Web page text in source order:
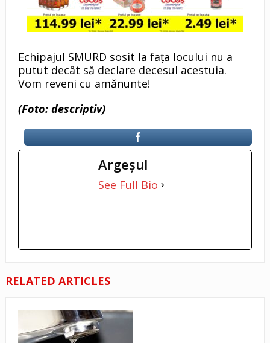
Echipajul SMURD sosit la fața locului nu a
putut decât să declare decesul acestuia.
Vom reveni cu amănunte!
(Foto: descriptiv)
Argeşul
See Full Bio
RELATED ARTICLES